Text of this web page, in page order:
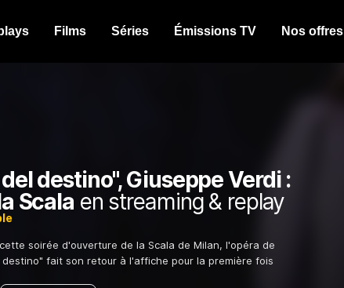
Films Séries Émissions TV Nos offres
destino", Giuseppe Verdi :
Scala en streaming & replay
soirée d'ouverture de la Scala de Milan, l'opéra de
fait son retour à l'affiche pour la première fois